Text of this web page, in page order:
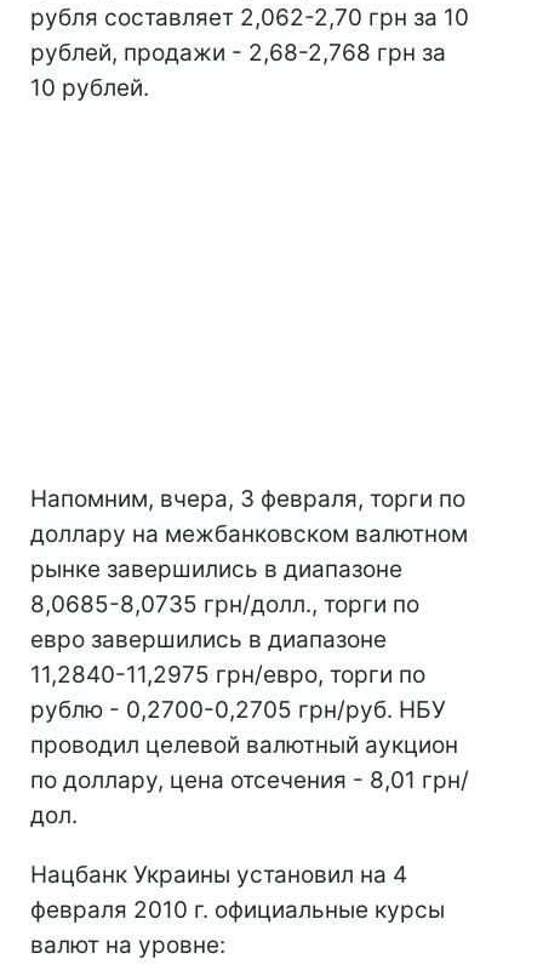
рубля составляет 2,062-2,70 грн за 10
рублей, продажи - 2,68-2,768 грн за
10 рублей.
Напомним, вчера, 3 февраля, торги по
доллару на межбанковском валютном
рынке завершились в диапазоне
8,0685-8,0735 грн/долл., торги по
евро завершились в диапазоне
11,2840-11,2975 грн/евро, торги по
рублю - 0,2700-0,2705 грн/руб. НБУ
проводил целевой валютный аукцион
по доллару, цена отсечения - 8,01 грн/
дол.
Нацбанк Украины установил на 4
февраля 2010 г. официальные курсы
валют на уровне: